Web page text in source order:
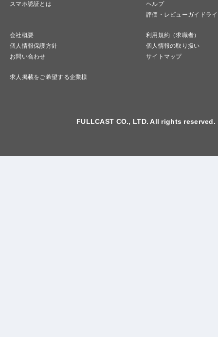
スマホ認証とは
ヘルプ
評価・レビューガイドラ
会社概要
利用規約（求職者）
個人情報保護方針
個人情報の取り扱い
お問い合わせ
サイトマップ
求人掲載をご希望する企業様
FULLCAST CO., LTD. All rights reserved.